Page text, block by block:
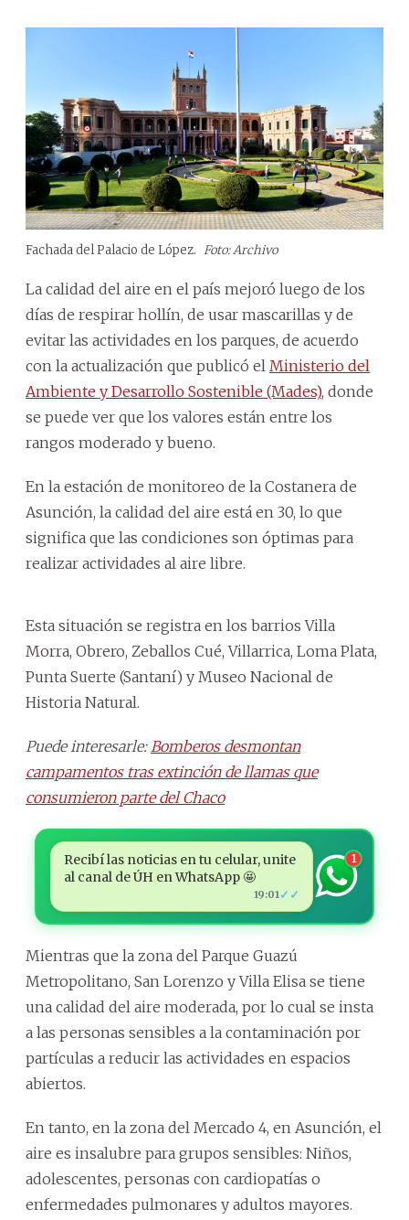
Fachada del Palacio de López. Foto: Archivo
La calidad del aire en el país mejoró luego de los
días de respirar hollín, de usar mascarillas y de
evitar las actividades en los parques, de acuerdo
con la actualización que publicó el Ministerio del
Ambiente y Desarrollo Sostenible (Mades), donde
se puede ver que los valores están entre los
rangos moderado y bueno.
En la estación de monitoreo de la Costanera de
Asunción, la calidad del aire está en 30, lo que
significa que las condiciones son óptimas para
realizar actividades al aire libre.
Esta situación se registra en los barrios Villa
Morra, Obrero, Zeballos Cué, Villarrica, Loma Plata,
Punta Suerte (Santaní) y Museo Nacional de
Historia Natural.
Puede interesarle: Bomberos desmontan
campamentos tras extinción de llamas que
consumieron parte del Chaco
Recibí las noticias en tu celular, unite
al canal de ÚH en WhatsApp 🤩
19:01 ✓✓
1
Mientras que la zona del Parque Guazú
Metropolitano, San Lorenzo y Villa Elisa se tiene
una calidad del aire moderada, por lo cual se insta
a las personas sensibles a la contaminación por
partículas a reducir las actividades en espacios
abiertos.
En tanto, en la zona del Mercado 4, en Asunción, el
aire es insalubre para grupos sensibles: Niños,
adolescentes, personas con cardiopatías o
enfermedades pulmonares y adultos mayores.